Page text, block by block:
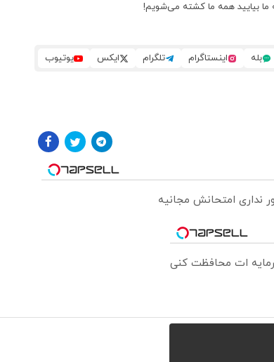
ما بیایید همه ما کشته می‌شویم!
بله اینستاگرام تلگرام ایکس یوتیوب
نداری امتحانش مجانیه
ات محافظت کنی